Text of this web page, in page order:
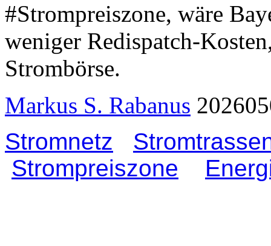
#Strompreiszone, wäre
weniger Redispatch-
Strombörse.
Markus S. Rabanus
Stromnetz
Strompreiszone